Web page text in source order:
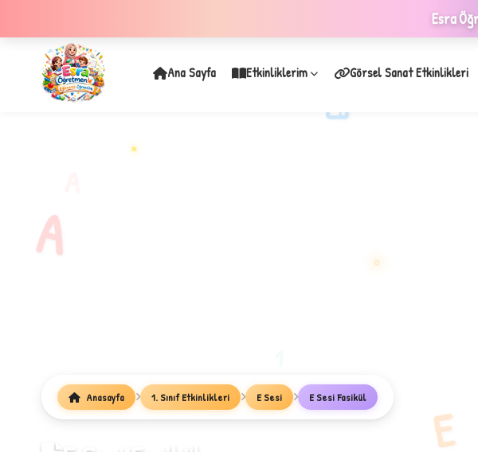
Esra
✦
Ana Sayfa Etkinliklerim Görsel Sanat Etkinlikleri
Anasayfa 1. Sınıf Etkinlikleri E Sesi E Sesi Fasikül
A
E